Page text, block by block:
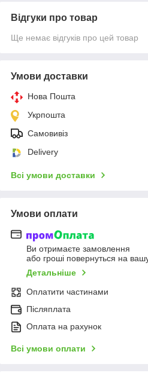
Відгуки про товар
Ще немає відгуків про цей товар
Умови доставки
Нова Пошта
Укрпошта
Самовивіз
Delivery
Всі умови доставки
Умови оплати
Ви отримаєте замовлення
або гроші повернуться на
Детальніше
Оплатити частинами
Післяплата
Оплата на рахунок
Всі умови оплати